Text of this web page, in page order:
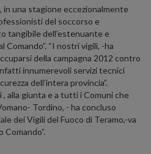
in una stagione eccezionalmente
del soccorso e
tangibile dell’estenuante e
“I nostri vigili, -ha
della campagna 2012 contro
innumerevoli servizi tecnici
dell’intera provincia”.
alla giunta e a tutti i Comuni che
Tordino, - ha concluso
dei Vigili del Fuoco di Teramo,-va